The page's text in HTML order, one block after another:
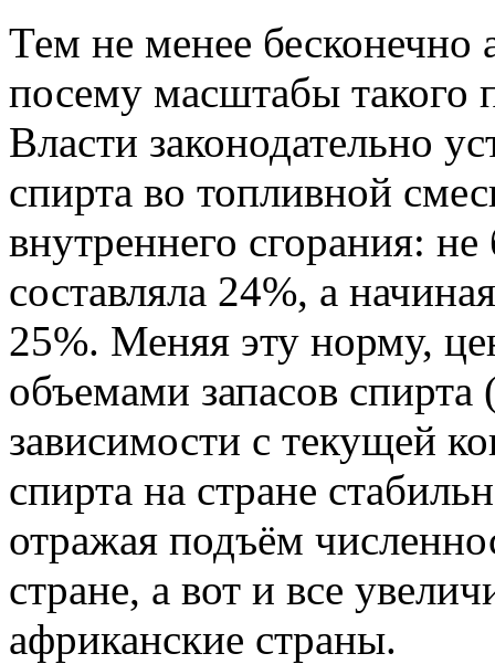
Тем не менее бесконечно
посему масштабы такого
Власти законодательно
спирта во топливной
внутреннего сгорания:
составляла 24%, а
25%. Меняя эту норму,
объемами запасов спирта
зависимости с текущей
спирта на стране
отражая подъём
стране, а вот и все
африканские страны.